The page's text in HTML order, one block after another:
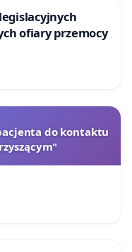
narażających ofiary przemocy
do kontaktu